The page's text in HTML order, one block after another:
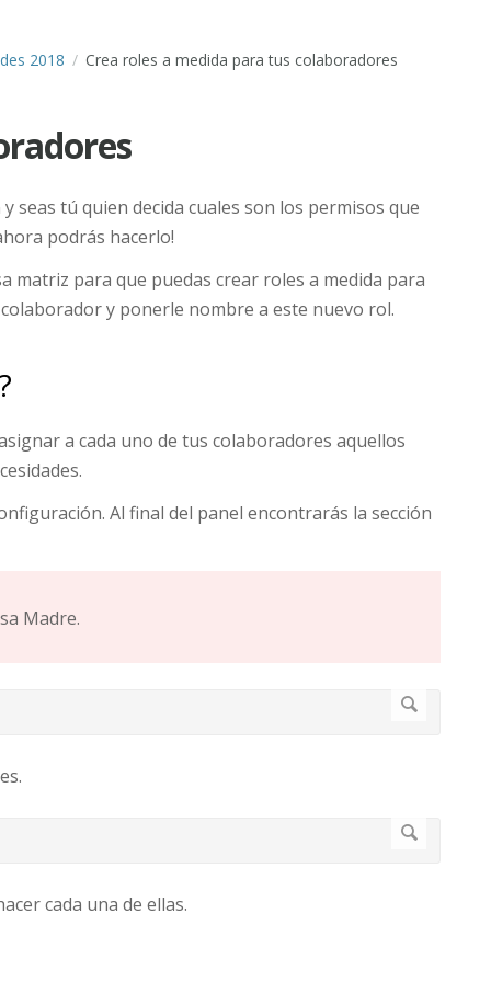
2018 Crea roles a medida para tus colaboradores
seas tú quien decida cuales son los permisos que
podrás hacerlo!
matriz para que puedas crear roles a medida para
y ponerle nombre a este nuevo rol.
a cada uno de tus colaboradores aquellos
Al final del panel encontrarás la sección
Madre.
cada una de ellas.